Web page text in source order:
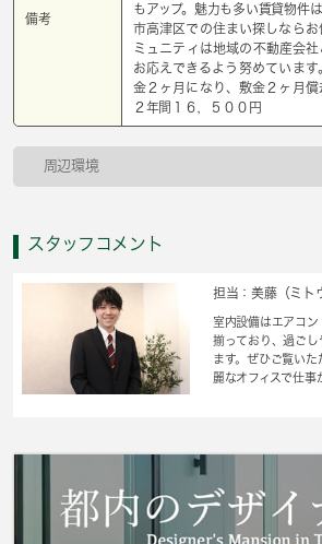
備考
もアップ。魅力も多い賃貸物件
市高津区での住まい探しなら
ミュニティは地域の不動産会
お応えできるよう努めていま
金２ヶ月になり、敷金２ヶ月
２年間１６，５００円
周辺環境
スタッフコメント
担当：美藤（ミト
室内設備はエアコ
揃っており、過ごし
ます。ぜひご覧い
麗なオフィスで仕
件です。家賃10万
住まい探しをはじ
し付けください。